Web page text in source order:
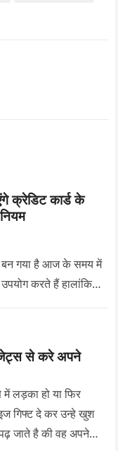
क्रेडिट कार्ड के
बन गया है आज के समय में
करते हैं हालांकि…
से करे अपने
लड़का हो या फिर
गिफ्ट दे कर उन्हे खुश
जाते है की वह अपने